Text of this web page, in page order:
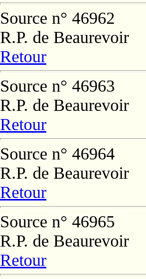
Source n° 46962
R.P. de Beaurevoir
Retour
Source n° 46963
R.P. de Beaurevoir
Retour
Source n° 46964
R.P. de Beaurevoir
Retour
Source n° 46965
R.P. de Beaurevoir
Retour